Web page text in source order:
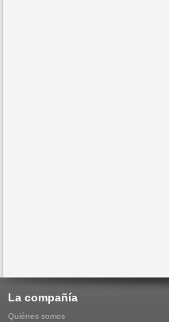
La compañía
Quiénes somos